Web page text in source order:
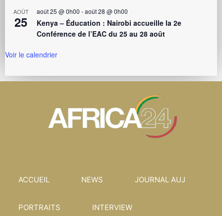
AOÛT
25
août 25 @ 0h00 -août 28 @ 0h00
Kenya – Éducation : Nairobi accueille la 2e
Conférence de l’EAC du 25 au 28 août
Voir le calendrier
ACCUEIL NEWS JOURNAL AUJ
PORTRAITS INTERVIEW